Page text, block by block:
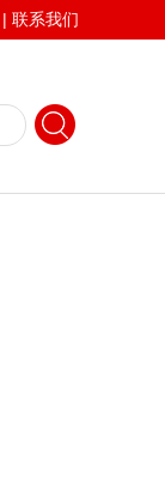
| 联系我们